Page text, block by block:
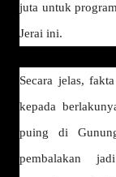
juta untuk
Jerai ini.
Secara jelas,
kepada
puing di
pembalakan